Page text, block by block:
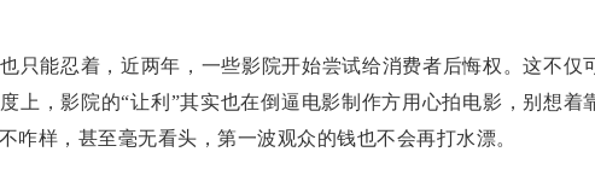
能忍着，近两年，一些影院开始尝试给消费者后悔权。这不仅
上，影院的“让利”其实也在倒逼电影制作方用心拍电影，别想着
咋样，甚至毫无看头，第一波观众的钱也不会再打水漂。